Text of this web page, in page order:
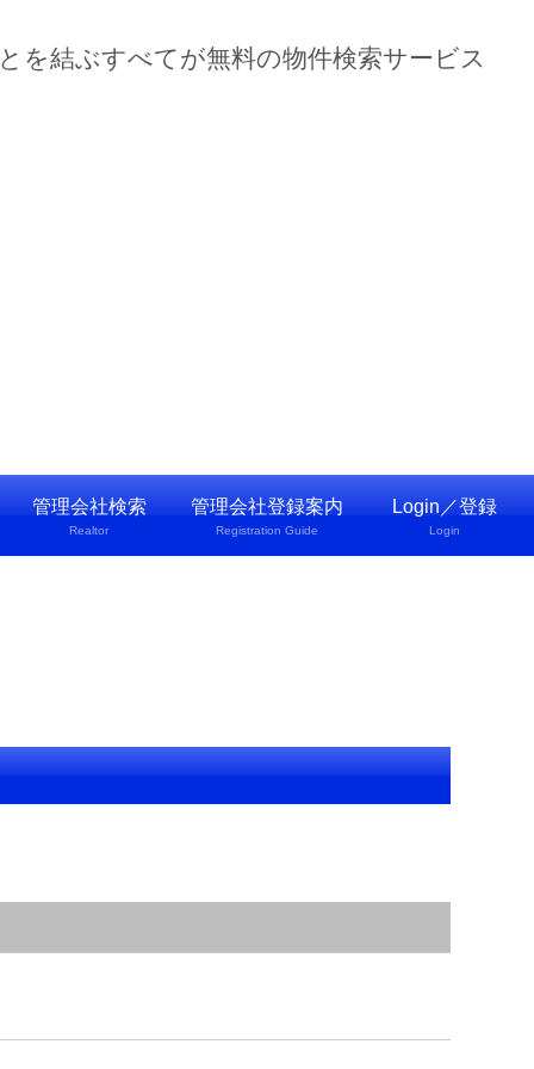
を結ぶすべてが無料の物件検索サービス
管理会社検索
Realtor
管理会社登録案内
Registration Guide
Login／登録
Login